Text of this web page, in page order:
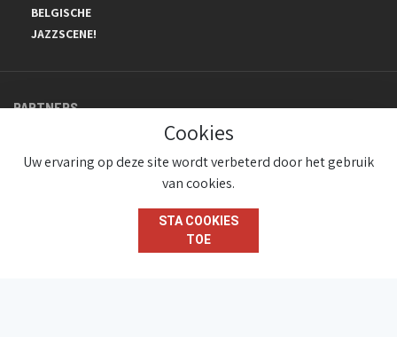
BELGISCHE
JAZZSCENE!
PARTNERS
© JazzInBelgium 2026 ( Version 1.1.2)
Cookies
Uw ervaring op deze site wordt verbeterd door het gebruik
van cookies.
STA COOKIES
TOE